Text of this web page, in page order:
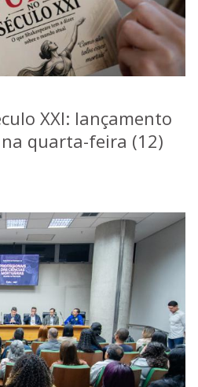
XXI: lançamento
quarta-feira (12)